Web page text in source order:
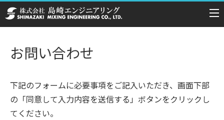
お問い合わせ
下記のフォームに必要事項をご記入いただき、画面下部
の「同意して入力内容を送信する」ボタンをクリックし
てください。